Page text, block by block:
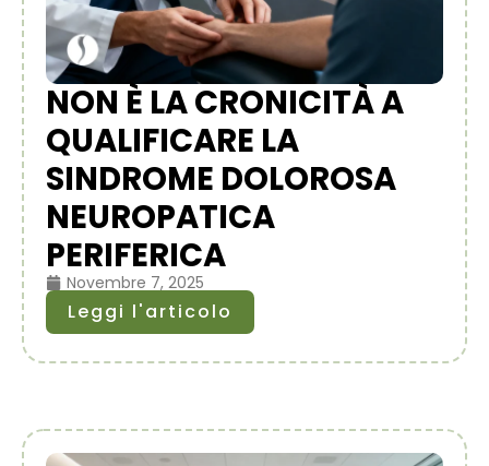
NON È LA CRONICITÀ A
QUALIFICARE LA
SINDROME DOLOROSA
NEUROPATICA
PERIFERICA
Novembre 7, 2025
Leggi l'articolo